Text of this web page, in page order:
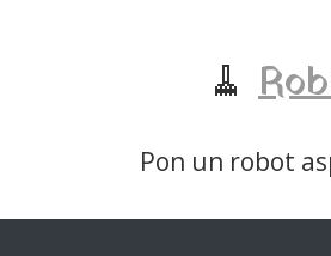
🧹
Pon un robot